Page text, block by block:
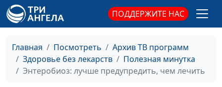
ПОДДЕРЖИТЕ НАС
Главная Посмотреть
Архив ТВ программ
Здоровье без лекарств
Полезная минутка
Энтеробиоз: лучше предупредить, чем лечить
Вейп: вреден или
нет?
Юлианна Забелина, врач-
педиатр, нутрициолог
#255
заболеть в
отпуске?
педиатр, нутрициолог